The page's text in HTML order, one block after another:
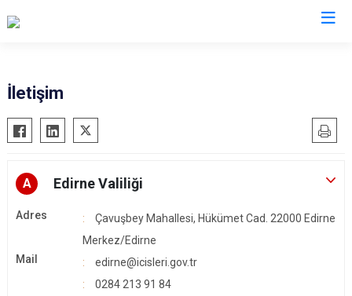
İletişim
A Edirne Valiliği
Adres
Çavuşbey Mahallesi, Hükümet Cad. 22000 Edirne
Merkez/Edirne
Mail
edirne@icisleri.gov.tr
0284 213 91 84